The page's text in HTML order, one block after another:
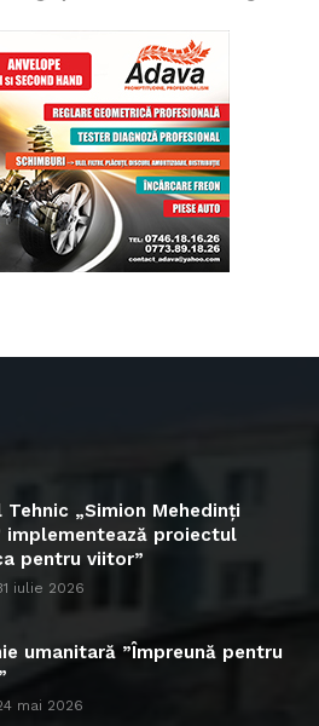
Tehnic „Simion Mehedinți
implementează proiectul
pentru viitor”
iulie 2026
umanitară ”Împreună pentru
mai 2026